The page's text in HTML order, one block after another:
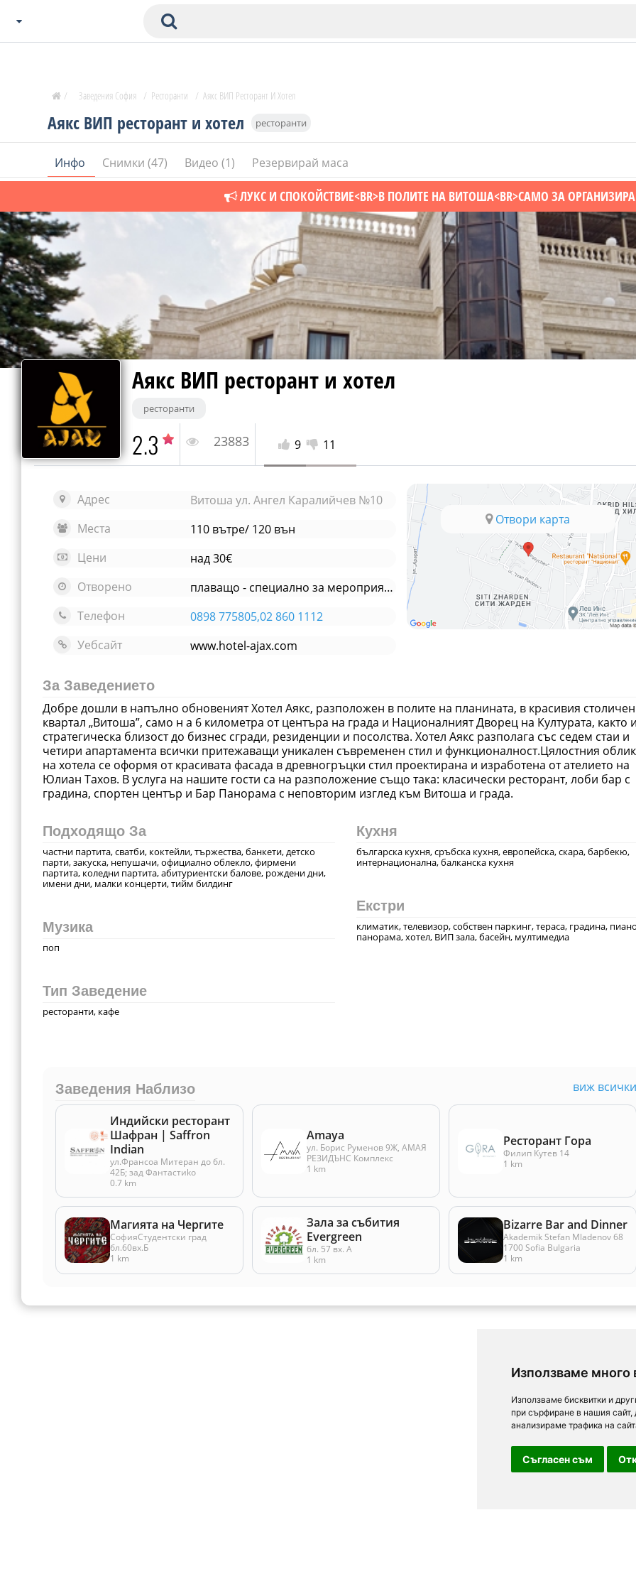
Използваме много
Използваме бисквитки и
при сърфиране в нашия
анализираме трафика на
Съгласен съм
Пловдив
Бургас
Банско
Всички останали
СОФИЯ
Пловдив
В. Търново
Банско
Аякс ВИП ресторант и хотел ресторанти
Инфо Снимки (47) Видео (1) Резервирай маса
/ Заведения София / Ресторанти / Аякс ВИП Ресторант И Хотел
ЛУКС И СПОКОЙСТВИЕ<BR>В ПОЛИТЕ НА ВИТОША<BR>САМО ЗА
Аякс ВИП ресторант и хотел
ресторанти
2.3 23883 9 11
Адрес
Витоша ул. Ангел Каралийчев №10
Места
110 вътре/ 120 вън
Цени
над 30€
Отворено
плаващо - специално за мероприятия
Телефон
0898 775805,02 860 1112
Уебсайт
www.hotel-ajax.com
Отвори карта
За Заведението
Добре дошли в напълно обновеният Хотел Аякс, разположен в полите на планината, в красивия столичен
квартал „Витоша”, само н а 6 километра от центъра на града и Националният Дворец на Културата, както
стратегическа близост до бизнес сгради, резиденции и посолства. Хотел Аякс разполага със седем стаи и
четири апартамента всички притежаващи уникален съвременен стил и функционалност.Цялостния облик
на хотела се оформя от красивата фасада в древногръцки стил проектирана и изработена от ателието на
Юлиан Тахов. В услуга на нашите гости са на разположение също така: класически ресторант, лоби бар с
градина, спортен център и Бар Панорама с неповторим изглед към Витоша и града.
Подходящо За
частни партита, сватби, коктейли, тържества, банкети, детско
парти, закуска, непушачи, официално облекло, фирмени
партита, коледни партита, абитуриентски балове, рождени дни,
имени дни, малки концерти, тийм билдинг
Музика
поп
Тип Заведение
ресторанти, кафе
Кухня
българска кухня, сръбска кухня, европейска, скара, барбекю,
интернационална, балканска кухня
Екстри
климатик, телевизор, собствен паркинг, тераса, градина,
панорама, хотел, ВИП зала, басейн, мултимедиа
Заведения Наблизо виж всички
Индийски ресторант
Шафран | Saffron
Indian
ул.Франсоа Митеран до бл.
42Б; зад Фантастиko
0.7 km
Amaya
ул. Борис Руменов 9Ж, АМАЯ
РЕЗИДЪНС Комплекс
1 km
Ресторант Гора
Филип Кутев 14
1 km
Магията на Чергите
СофияСтудентски град
бл.60вх.Б
1 km
Зала за събития
Evergreen
бл. 57 вх. А
1 km
Bizarre Bar and Dinner
Akademik Stefan Mladenov 68
1700 Sofia Bulgaria
1 km